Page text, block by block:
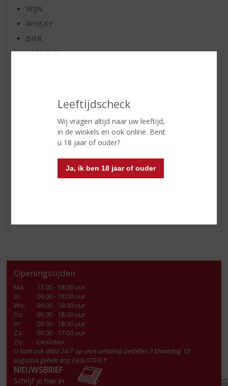
Leeftijdscheck
Wij vragen altijd naar uw leeftijd,
in de winkels en ook online. Bent
u 18 jaar of ouder?
Ja, ik ben 18 jaar of ouder
WIJN
WHISKY
BIER
APERITIEF
GLASWERK
GESCHENKVERPAKKING
(RELATIE)GESCHENKEN
Openingstijden
Ma:
13.00 - 18.00 uur
Di:
09.00 - 18.00 uur
Wo:
09.00 - 18.00 uur
Do:
09.00 - 18.00 uur
Vr:
09.00 - 18.00 uur
Za:
09.00 - 17.00 uur
Zo:
Gesloten
U kunt ook altijd 24/7 op onze webshop bestellen !! Maandag 10
augustus gehele dag GESLOTEN !!
NIEUWSBRIEF
Schrijf je hier in